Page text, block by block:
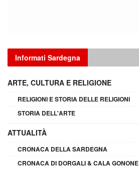
Informati Sardegna
ARTE, CULTURA E RELIGIONE
RELIGIONI E STORIA DELLE RELIGIONI
STORIA DELL'ARTE
ATTUALITÀ
CRONACA DELLA SARDEGNA
CRONACA DI DORGALI & CALA GONONE